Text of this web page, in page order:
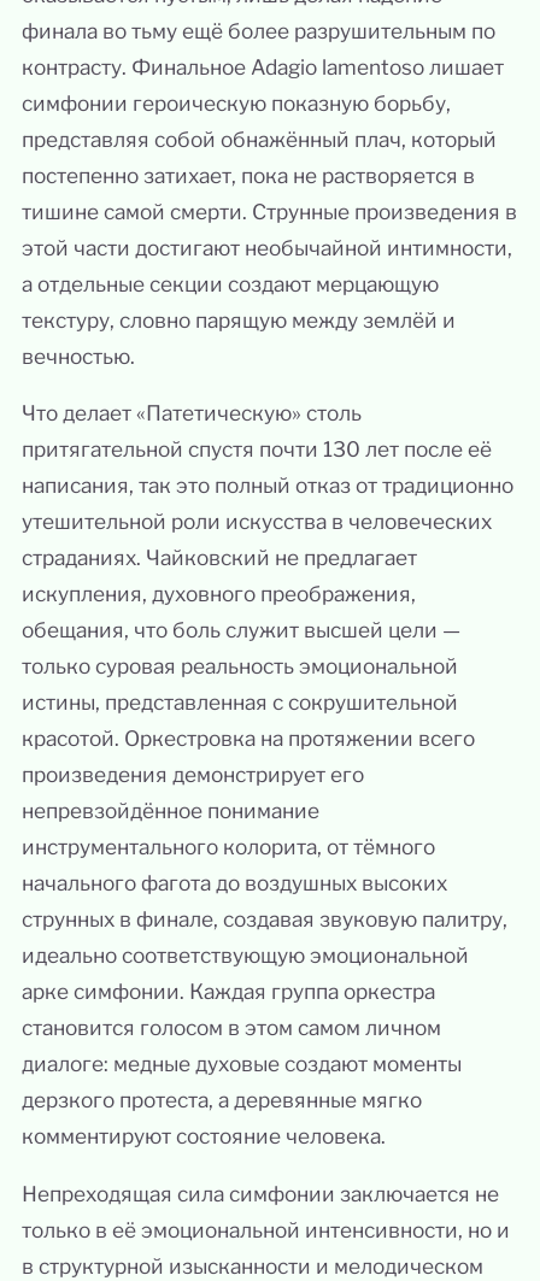
финала во тьму ещё более разрушительным по
контрасту. Финальное Adagio lamentoso лишает
симфонии героическую показную борьбу,
представляя собой обнажённый плач, который
постепенно затихает, пока не растворяется в
тишине самой смерти. Струнные произведения в
этой части достигают необычайной интимности,
а отдельные секции создают мерцающую
текстуру, словно парящую между землёй и
вечностью.
Что делает «Патетическую» столь
притягательной спустя почти 130 лет после её
написания, так это полный отказ от традиционно
утешительной роли искусства в человеческих
страданиях. Чайковский не предлагает
искупления, духовного преображения,
обещания, что боль служит высшей цели —
только суровая реальность эмоциональной
истины, представленная с сокрушительной
красотой. Оркестровка на протяжении всего
произведения демонстрирует его
непревзойдённое понимание
инструментального колорита, от тёмного
начального фагота до воздушных высоких
струнных в финале, создавая звуковую палитру,
идеально соответствующую эмоциональной
арке симфонии. Каждая группа оркестра
становится голосом в этом самом личном
диалоге: медные духовые создают моменты
дерзкого протеста, а деревянные мягко
комментируют состояние человека.
Непреходящая сила симфонии заключается не
только в её эмоциональной интенсивности, но и
в структурной изысканности и мелодическом